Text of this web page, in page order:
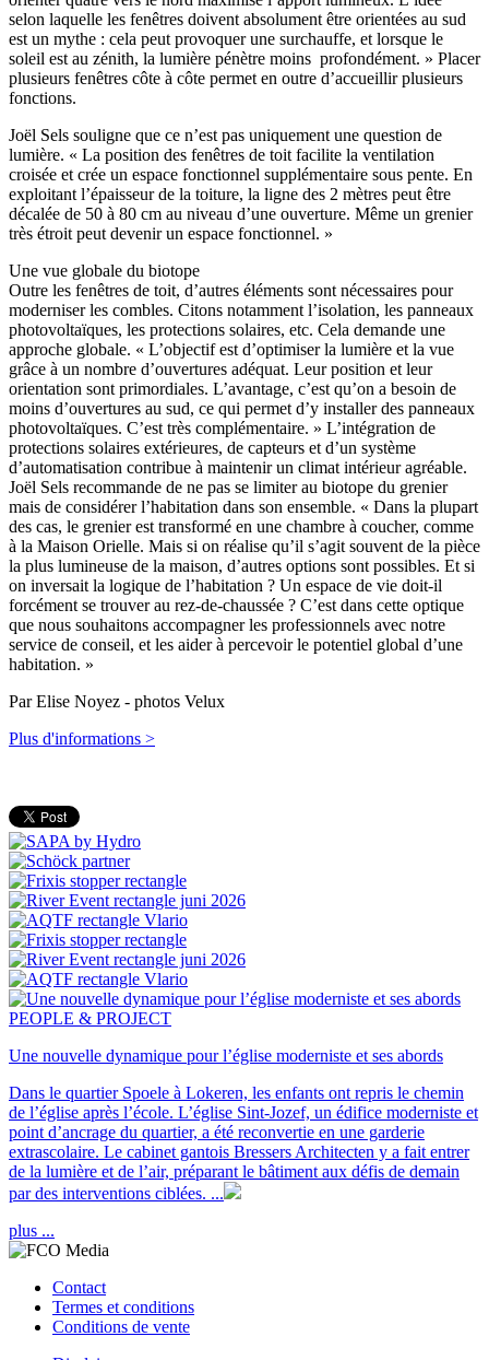
selon laquelle les fenêtres doivent absolument être orientées au sud
est un mythe : cela peut provoquer une surchauffe, et lorsque le
soleil est au zénith, la lumière pénètre moins profondément. » Placer
plusieurs fenêtres côte à côte permet en outre d’accueillir plusieurs
fonctions.
Joël Sels souligne que ce n’est pas uniquement une question de
lumière. « La position des fenêtres de toit facilite la ventilation
croisée et crée un espace fonctionnel supplémentaire sous pente. En
exploitant l’épaisseur de la toiture, la ligne des 2 mètres peut être
décalée de 50 à 80 cm au niveau d’une ouverture. Même un grenier
très étroit peut devenir un espace fonctionnel. »
Une vue globale du biotope
Outre les fenêtres de toit, d’autres éléments sont nécessaires pour
moderniser les combles. Citons notamment l’isolation, les panneaux
photovoltaïques, les protections solaires, etc. Cela demande une
approche globale. « L’objectif est d’optimiser la lumière et la vue
grâce à un nombre d’ouvertures adéquat. Leur position et leur
orientation sont primordiales. L’avantage, c’est qu’on a besoin de
moins d’ouvertures au sud, ce qui permet d’y installer des panneaux
photovoltaïques. C’est très complémentaire. » L’intégration de
protections solaires extérieures, de capteurs et d’un système
d’automatisation contribue à maintenir un climat intérieur agréable.
Joël Sels recommande de ne pas se limiter au biotope du grenier
mais de considérer l’habitation dans son ensemble. « Dans la plupart
des cas, le grenier est transformé en une chambre à coucher, comme
à la Maison Orielle. Mais si on réalise qu’il s’agit souvent de la pièce
la plus lumineuse de la maison, d’autres options sont possibles. Et si
on inversait la logique de l’habitation ? Un espace de vie doit-il
forcément se trouver au rez-de-chaussée ? C’est dans cette optique
que nous souhaitons accompagner les professionnels avec notre
service de conseil, et les aider à percevoir le potentiel global d’une
habitation. »
Par Elise Noyez - photos Velux
Plus d'informations >
PEOPLE & PROJECT
Une nouvelle dynamique pour l’église moderniste et ses abords
Dans le quartier Spoele à Lokeren, les enfants ont repris le chemin
de l’église après l’école. L’église Sint-Jozef, un édifice moderniste et
point d’ancrage du quartier, a été reconvertie en une garderie
extrascolaire. Le cabinet gantois Bressers Architecten y a fait entrer
de la lumière et de l’air, préparant le bâtiment aux défis de demain
par des interventions ciblées. ...
plus ...
Contact
Termes et conditions
Conditions de vente